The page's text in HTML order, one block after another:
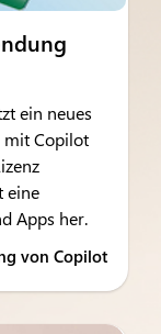
ein neues
mit Copilot
eine
Apps her.
von Copilot